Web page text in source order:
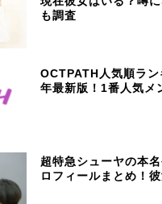
も調査
OCTPATH人気順ラ
年最新版！1番人気メ
超特急シューヤの本
ロフィールまとめ！